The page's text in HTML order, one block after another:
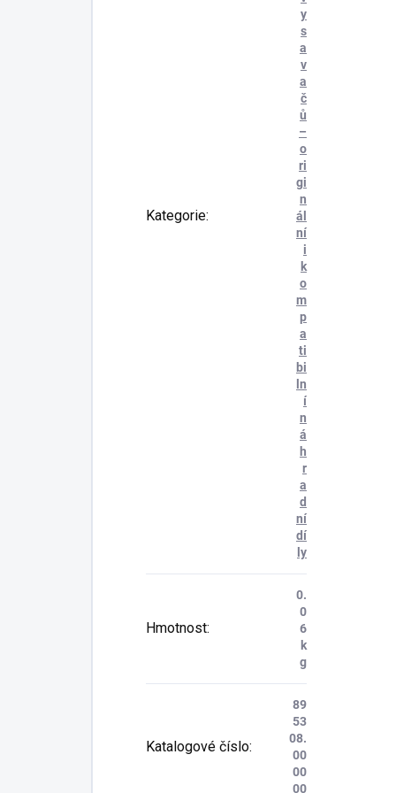
Kategorie:
y
s
a
v
a
č
ů
–
o
ri
gi
n
ál
ní
i
k
o
m
p
a
ti
bi
ln
í
n
á
h
r
a
d
ní
dí
ly
Hmotnost:
0.
0
6
k
g
Katalogové číslo:
89
53
08.
00
00
00